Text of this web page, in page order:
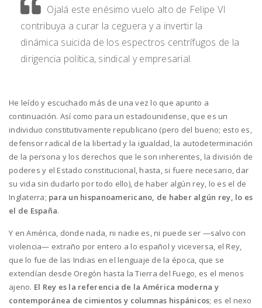
Ojalá este enésimo vuelo alto de Felipe VI
contribuya a curar la ceguera y a invertir la
dinámica suicida de los espectros centrífugos de la
dirigencia política, sindical y empresarial.
He leído y escuchado más de una vez lo que apunto a
continuación. Así como para un estadounidense, que es un
individuo constitutivamente republicano (pero del bueno; esto es,
defensor radical de la libertad y la igualdad, la autodeterminación
de la persona y los derechos que le son inherentes, la división de
poderes y el Estado constitucional, hasta, si fuere necesario, dar
su vida sin dudarlo por todo ello), de haber algún rey, lo es el de
Inglaterra; para un hispanoamericano, de haber algún rey, lo es
el de España.
Y en América, donde nada, ni nadie es, ni puede ser —salvo con
violencia— extraño por entero a lo español y viceversa, el Rey,
que lo fue de las Indias en el lenguaje de la época, que se
extendían desde Oregón hasta la Tierra del Fuego, es el menos
ajeno. El Rey es la referencia de la América moderna y
contemporánea de cimientos y columnas hispánicos; es el nexo